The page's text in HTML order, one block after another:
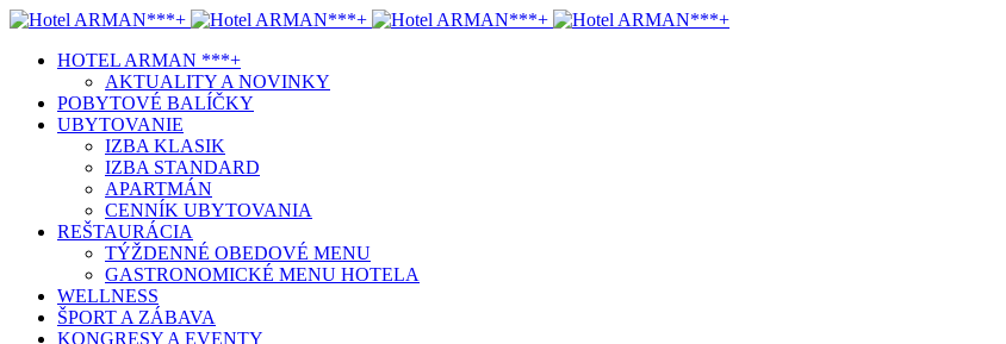
HOTEL ARMAN ***+
AKTUALITY A NOVINKY
POBYTOVÉ BALÍČKY
UBYTOVANIE
IZBA KLASIK
IZBA STANDARD
APARTMÁN
CENNÍK UBYTOVANIA
REŠTAURÁCIA
TÝŽDENNÉ OBEDOVÉ MENU
GASTRONOMICKÉ MENU HOTELA
WELLNESS
ŠPORT A ZÁBAVA
KONGRESY A EVENTY